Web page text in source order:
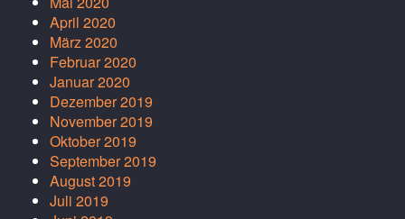
April 2020
März 2020
Februar 2020
Januar 2020
Dezember 2019
November 2019
Oktober 2019
September 2019
August 2019
Juli 2019